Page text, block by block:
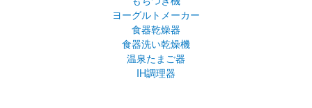
空調・季節・生活家電（ふとん乾燥機、加湿器、空気清浄機など）
(167件)
加湿器
ふとん乾燥機